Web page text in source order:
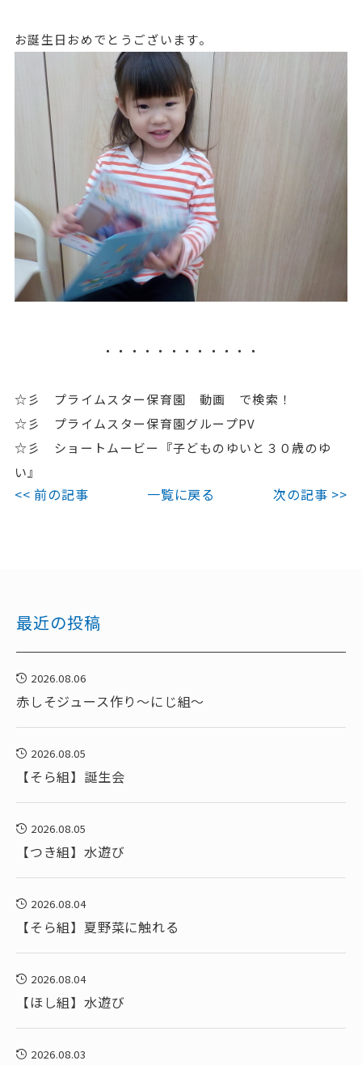
お誕生日おめでとうございます。
・・・・・・・・・・・・
☆彡 プライムスター保育園 動画 で検索！
☆彡 プライムスター保育園グループPV
☆彡 ショートムービー『子どものゆいと３０歳のゆ
い』
<< 前の記事 一覧に戻る 次の記事 >>
最近の投稿
2026.08.06
赤しそジュース作り～にじ組～
2026.08.05
【そら組】誕生会
2026.08.05
【つき組】水遊び
2026.08.04
【そら組】夏野菜に触れる
2026.08.04
【ほし組】水遊び
2026.08.03